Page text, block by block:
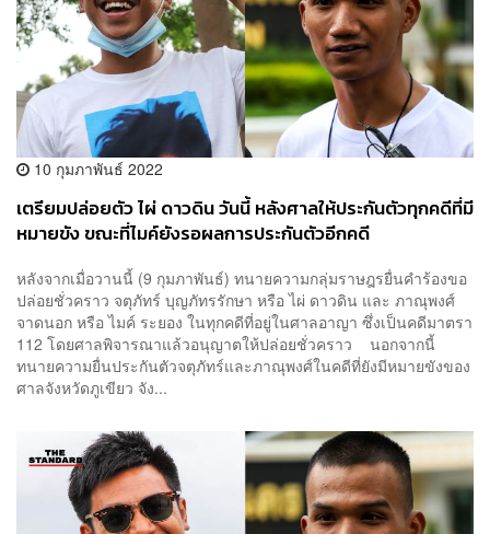
10 กุมภาพันธ์ 2022
เตรียมปล่อยตัว ไผ่ ดาวดิน วันนี้ หลังศาลให้ประกันตัวทุกคดีที่มี
หมายขัง ขณะที่ไมค์ยังรอผลการประกันตัวอีกคดี
หลังจากเมื่อวานนี้ (9 กุมภาพันธ์) ทนายความกลุ่มราษฎรยื่นคำร้องขอ
ปล่อยชั่วคราว จตุภัทร์ บุญภัทรรักษา หรือ ไผ่ ดาวดิน และ ภาณุพงศ์
จาดนอก หรือ ไมค์ ระยอง ในทุกคดีที่อยู่ในศาลอาญา ซึ่งเป็นคดีมาตรา
112 โดยศาลพิจารณาแล้วอนุญาตให้ปล่อยชั่วคราว นอกจากนี้
ทนายความยื่นประกันตัวจตุภัทร์และภาณุพงศ์ในคดีที่ยังมีหมายขังของ
ศาลจังหวัดภูเขียว จัง...